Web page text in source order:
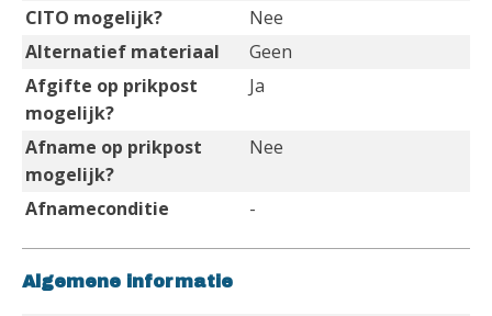
CITO mogelijk?
Nee
Alternatief materiaal
Geen
Afgifte op prikpost
mogelijk?
Ja
Afname op prikpost
mogelijk?
Nee
Afnameconditie -
Algemene informatie